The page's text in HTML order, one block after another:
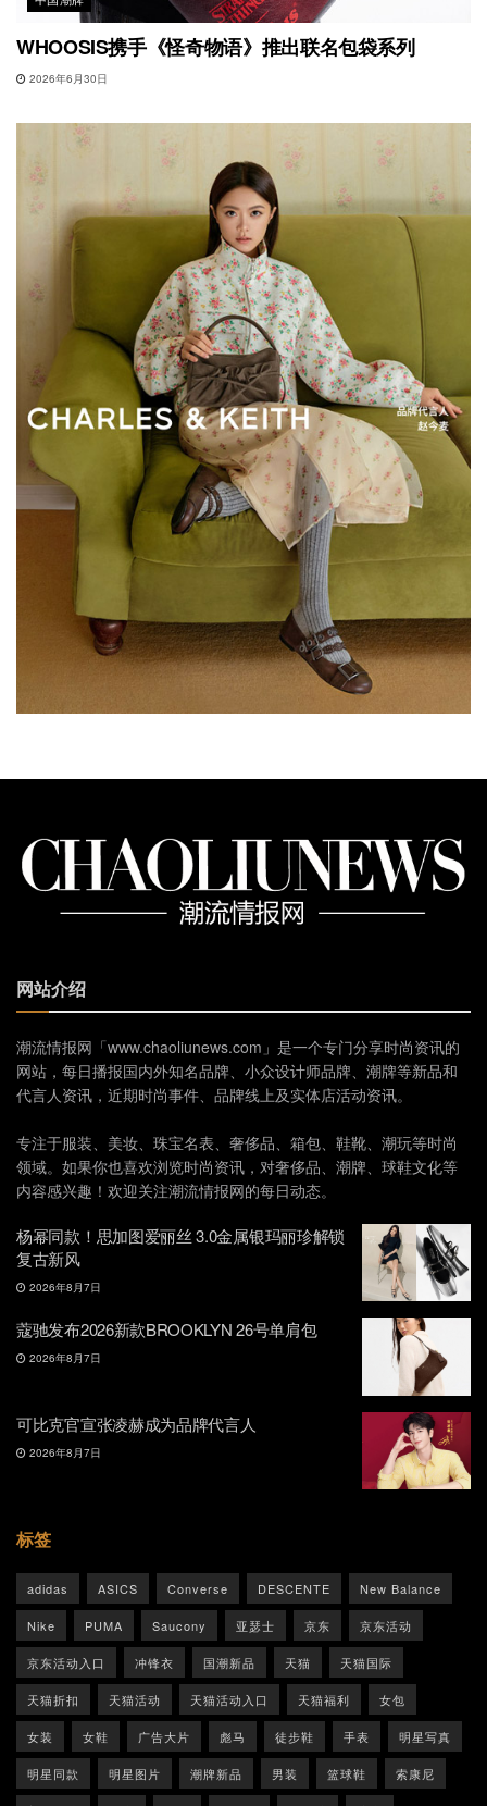
WHOOSIS携手《怪奇物语》推出联名包袋系列
2026年6月30日
网站介绍
潮流情报网「www.chaoliunews.com」是一个专门分享时尚资讯的
网站，每日播报国内外知名品牌、小众设计师品牌、潮牌等新品和
代言人资讯，近期时尚事件、品牌线上及实体店活动资讯。
专注于服装、美妆、珠宝名表、奢侈品、箱包、鞋靴、潮玩等时尚
领域。如果你也喜欢浏览时尚资讯，对奢侈品、潮牌、球鞋文化等
内容感兴趣！欢迎关注潮流情报网的每日动态。
杨幂同款！思加图爱丽丝 3.0金属银玛丽珍解锁
复古新风
2026年8月7日
蔻驰发布2026新款BROOKLYN 26号单肩包
2026年8月7日
可比克官宣张凌赫成为品牌代言人
2026年8月7日
标签
adidas ASICS Converse DESCENTE New Balance
Nike PUMA Saucony 亚瑟士 京东 京东活动
京东活动入口 冲锋衣 国潮新品 天猫 天猫国际
天猫折扣 天猫活动 天猫活动入口 天猫福利 女包
女装 女鞋 广告大片 彪马 徒步鞋 手表 明星写真
明星同款 明星图片 潮牌新品 男装 篮球鞋 索康尼